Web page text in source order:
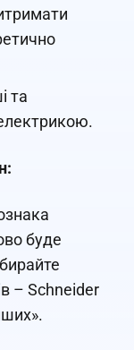
та
буде
– Schneider